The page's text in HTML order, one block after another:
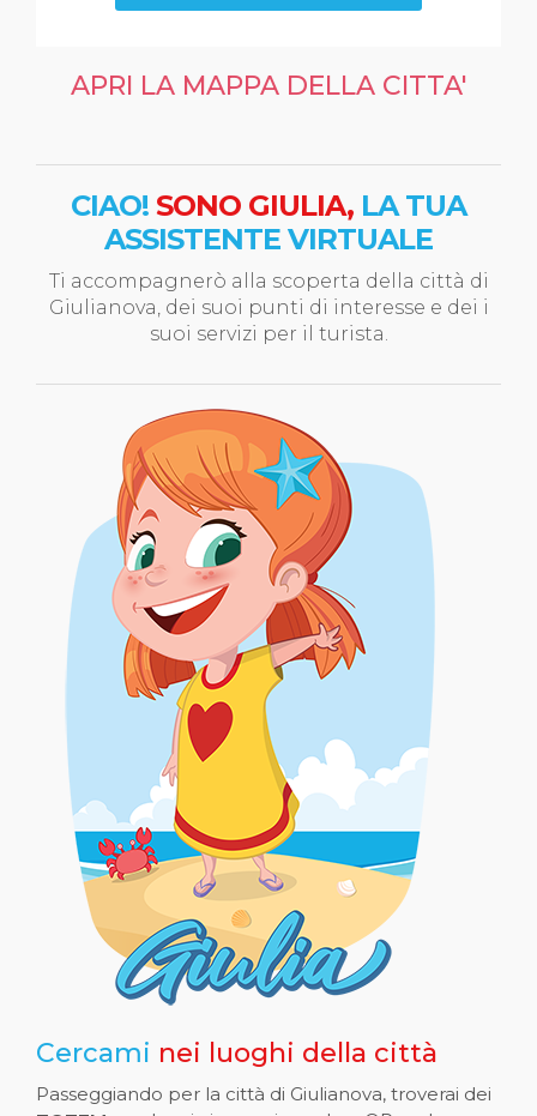
APRI LA MAPPA DELLA CITTA'
CIAO! SONO GIULIA, LA TUA
ASSISTENTE VIRTUALE
Ti accompagnerò alla scoperta della città di
Giulianova, dei suoi punti di interesse e dei i
suoi servizi per il turista.
Cercami nei luoghi della città
Passeggiando per la città di Giulianova, troverai dei